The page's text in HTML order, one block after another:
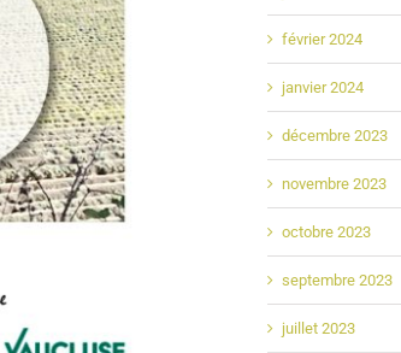
février 2024
janvier 2024
décembre 2023
novembre 2023
octobre 2023
septembre 2023
juillet 2023